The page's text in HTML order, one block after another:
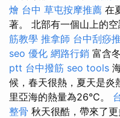
燴 台中 草屯按摩推薦 在
著。 北部有一個山上的
筋教學 推拿師 台中刮痧
seo 優化 網路行銷 富含
ptt 台中撥筋 seo tools
候，春天很熱，夏天是炎
里亞海的熱量為26°C。
整骨 秋天很酷，帶來了